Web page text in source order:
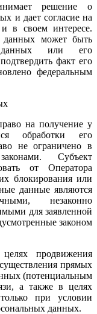
решение о
и дает согласие на
в своем интересе.
данных может быть
данных или его
факт его
федеральным
на получение у
обработки его
не ограничено в
Субъект
от Оператора
блокирования или
данные являются
незаконно
для заявленной
законом
продвижения
прямых
(потенциальным
а также в целях
при условии
данных.